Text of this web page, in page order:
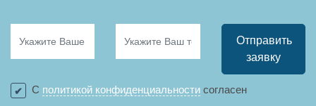
Отправить
заявку
С политикой конфиденциальности согласен